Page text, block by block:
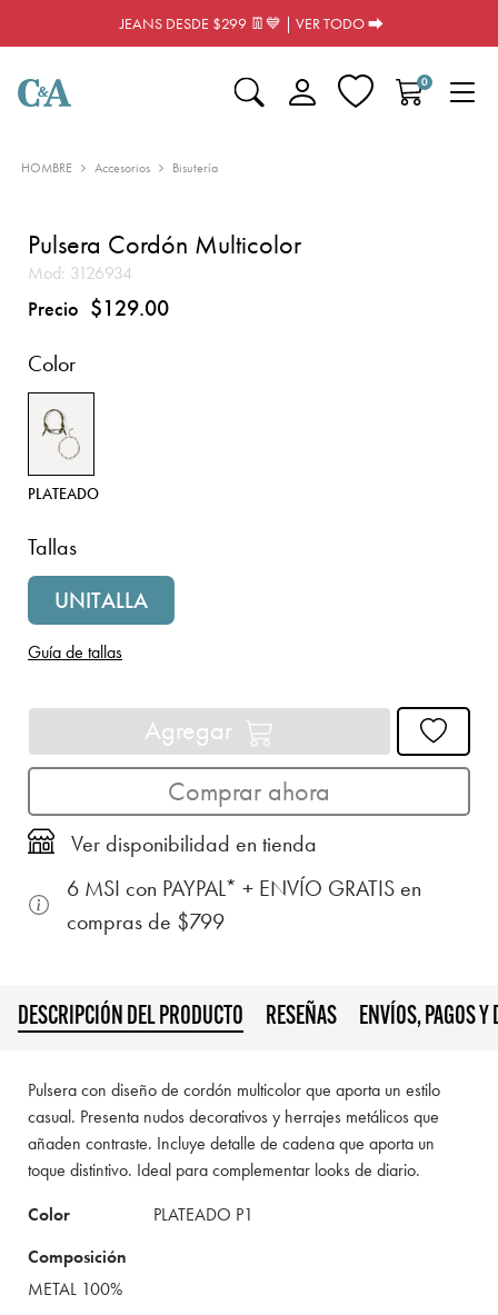
JEANS DESDE $299 👖💙 | VER TODO ⮕
0
HOMBRE Accesorios Bisutería
Pulsera Cordón Multicolor
Mod: 3126934
Precio $129.00
Color
PLATEADO
Tallas
UNITALLA
Guía de tallas
Agregar
Comprar ahora
Ver disponibilidad en tienda
6 MSI con PAYPAL* + ENVÍO GRATIS en
compras de $799
DESCRIPCIÓN DEL PRODUCTO RESEÑAS ENVÍOS, PAGOS Y
Pulsera con diseño de cordón multicolor que aporta un estilo
casual. Presenta nudos decorativos y herrajes metálicos que
añaden contraste. Incluye detalle de cadena que aporta un
toque distintivo. Ideal para complementar looks de diario.
Color
PLATEADO P1
Composición
METAL 100%